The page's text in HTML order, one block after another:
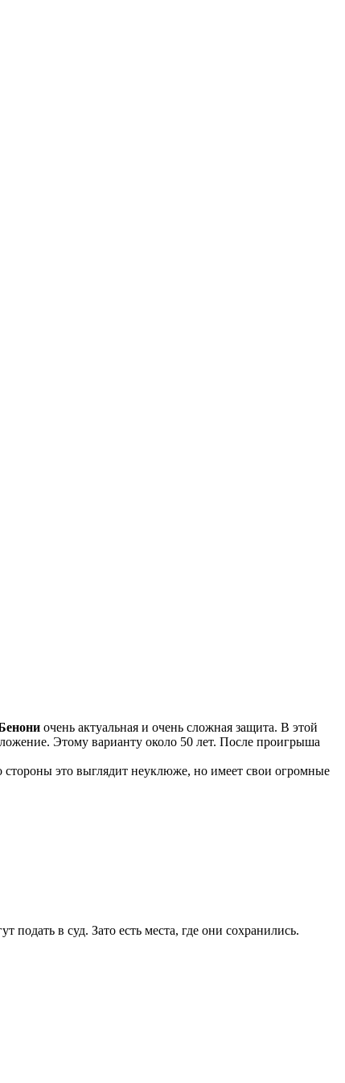
очень актуальная и очень сложная защита. В этой
Этому варианту около 50 лет. После проигрыша
стороны это выглядит неуклюже, но имеет свои огромные
в суд. Зато есть места, где они сохранились.